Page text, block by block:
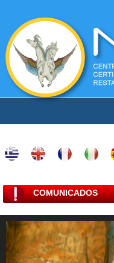
COMUNICADOS